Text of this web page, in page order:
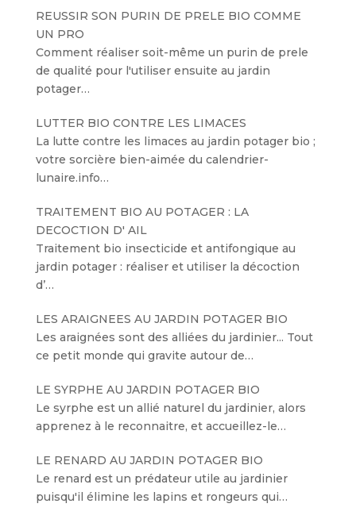
REUSSIR SON PURIN DE PRELE BIO COMME
UN PRO
Comment réaliser soit-même un purin de prele
de qualité pour l'utiliser ensuite au jardin
potager…
LUTTER BIO CONTRE LES LIMACES
La lutte contre les limaces au jardin potager bio ;
votre sorcière bien-aimée du calendrier-
lunaire.info…
TRAITEMENT BIO AU POTAGER : LA
DECOCTION D' AIL
Traitement bio insecticide et antifongique au
jardin potager : réaliser et utiliser la décoction
d’…
LES ARAIGNEES AU JARDIN POTAGER BIO
Les araignées sont des alliées du jardinier... Tout
ce petit monde qui gravite autour de…
LE SYRPHE AU JARDIN POTAGER BIO
Le syrphe est un allié naturel du jardinier, alors
apprenez à le reconnaitre, et accueillez-le…
LE RENARD AU JARDIN POTAGER BIO
Le renard est un prédateur utile au jardinier
puisqu'il élimine les lapins et rongeurs qui…